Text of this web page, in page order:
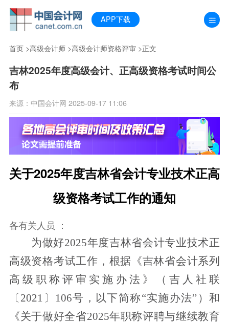
APP下载
首页>高级会计师>高级会计师资格评审 >正文
吉林2025年度高级会计、正高级资格考试时间公
布
来源：中国会计网 2025-09-17 11:06
关于2025年度吉林省会计专业技术正高
级资格考试工作的通知
各有关人员 ：
为做好2025年度吉林省会计专业技术正
高级资格考试工作， 根据 《吉林省会计系列
高级职称评审实施办法》（吉人社联
〔2021 〕 106号 ，以下简称“实施办法” ）和
《关于做好全省2025年职称评聘与继续教育